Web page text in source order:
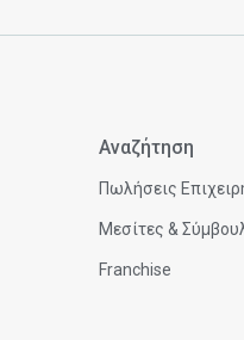
Αναζήτηση
Πωλήσεις
Μεσίτες &
Franchise